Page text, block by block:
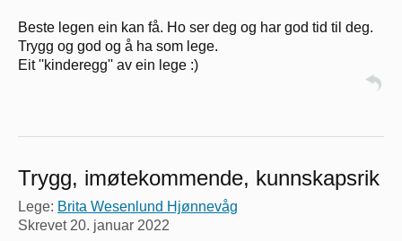
Beste legen ein kan få. Ho ser deg og har god tid til deg.
Trygg og god og å ha som lege.
Eit ''kinderegg'' av ein lege :)
Trygg, imøtekommende, kunnskapsrik
Lege: Brita Wesenlund Hjønnevåg
Skrevet 20. januar 2022